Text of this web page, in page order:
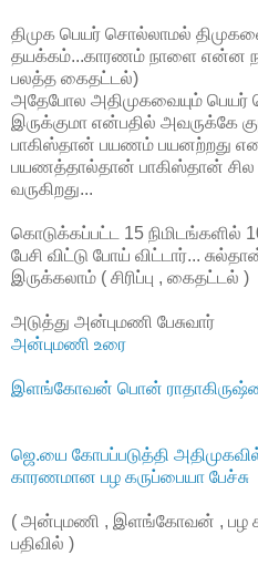
திமுக பெயர் சொல்லாமல்
தயக்கம்...காரணம் நாளை என்ன
பலத்த கைதட்டல்)
அதேபோல அதிமுகவையும்
இருக்குமா என்பதில் அவருக்கே
பாகிஸ்தான் பயணம் பயனற்றது
பயணத்தால்தான் பாகிஸ்தான் சில
வருகிறது...
கொடுக்கப்பட்ட 15 நிமிடங்களில்
பேசி விட்டு போய் விட்டார்...
இருக்கலாம் ( சிரிப்பு , கைதட்டல் )
அடுத்து அன்புமணி பேசுவார்
அன்புமணி உரை
இளங்கோவன் பொன்
ஜெ.யை கோபப்படுத்தி
காரணமான பழ கருப்பையா பேச்சு
( அன்புமணி , இளங்கோவன் , பழ
பதிவில் )